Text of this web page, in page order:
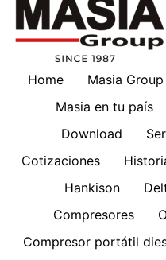
Home Masia Group
Masia en tu país
Download
Cotizaciones
Hankison
Compresores
Compresor portátil